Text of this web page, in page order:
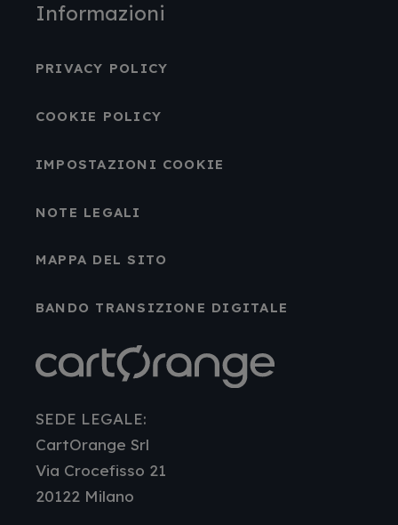
Informazioni
PRIVACY POLICY
COOKIE POLICY
IMPOSTAZIONI COOKIE
NOTE LEGALI
MAPPA DEL SITO
BANDO TRANSIZIONE DIGITALE
SEDE LEGALE:
CartOrange Srl
Via Crocefisso 21
20122 Milano